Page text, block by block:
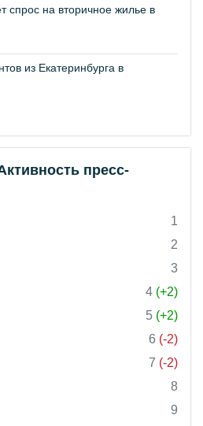
спрос на вторичное жилье в
из Екатеринбурга в
пресс-
1
2
3
4 (+2)
5 (+2)
6 (-2)
7 (-2)
8
9